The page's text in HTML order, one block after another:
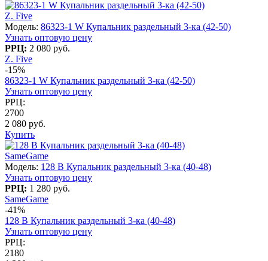
Z. Five
Модель: 86323-1 W Купальник раздельный 3-ка (42-50)
Узнать оптовую цену
РРЦ: 2 080 руб.
Z. Five
-15%
86323-1 W Купальник раздельный 3-ка (42-50)
Узнать оптовую цену
РРЦ:
2700
2 080 руб.
Купить
SameGame
Модель: 128 B Купальник раздельный 3-ка (40-48)
Узнать оптовую цену
РРЦ: 1 280 руб.
SameGame
-41%
128 B Купальник раздельный 3-ка (40-48)
Узнать оптовую цену
РРЦ:
2180